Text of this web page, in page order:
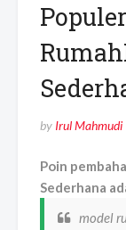
by Irul Mahmudi
Poin
Sederhana
model